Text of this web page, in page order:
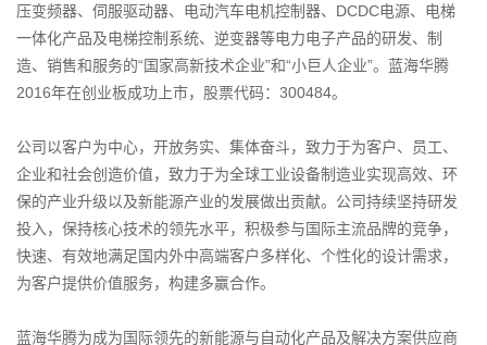
压变频器、伺服驱动器、电动汽车电机控制器、DCDC电源、电梯
一体化产品及电梯控制系统、逆变器等电力电子产品的研发、制
造、销售和服务的“国家高新技术企业”和“小巨人企业”。蓝海华腾
2016年在创业板成功上市，股票代码：300484。
公司以客户为中心，开放务实、集体奋斗，致力于为客户、员工、
企业和社会创造价值，致力于为全球工业设备制造业实现高效、环
保的产业升级以及新能源产业的发展做出贡献。公司持续坚持研发
投入，保持核心技术的领先水平，积极参与国际主流品牌的竞争，
快速、有效地满足国内外中高端客户多样化、个性化的设计需求，
为客户提供价值服务，构建多赢合作。
蓝海华腾为成为国际领先的新能源与自动化产品及解决方案供应商